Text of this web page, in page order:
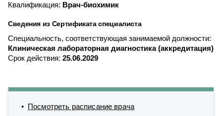
Квалификация: Врач-биохимик
Сведения из Сертификата специалиста
Специальность, соответствующая занимаемой должности:
Клиническая лабораторная диагностика (аккредитация)
Срок действия: 25.06.2029
Посмотреть расписание врача